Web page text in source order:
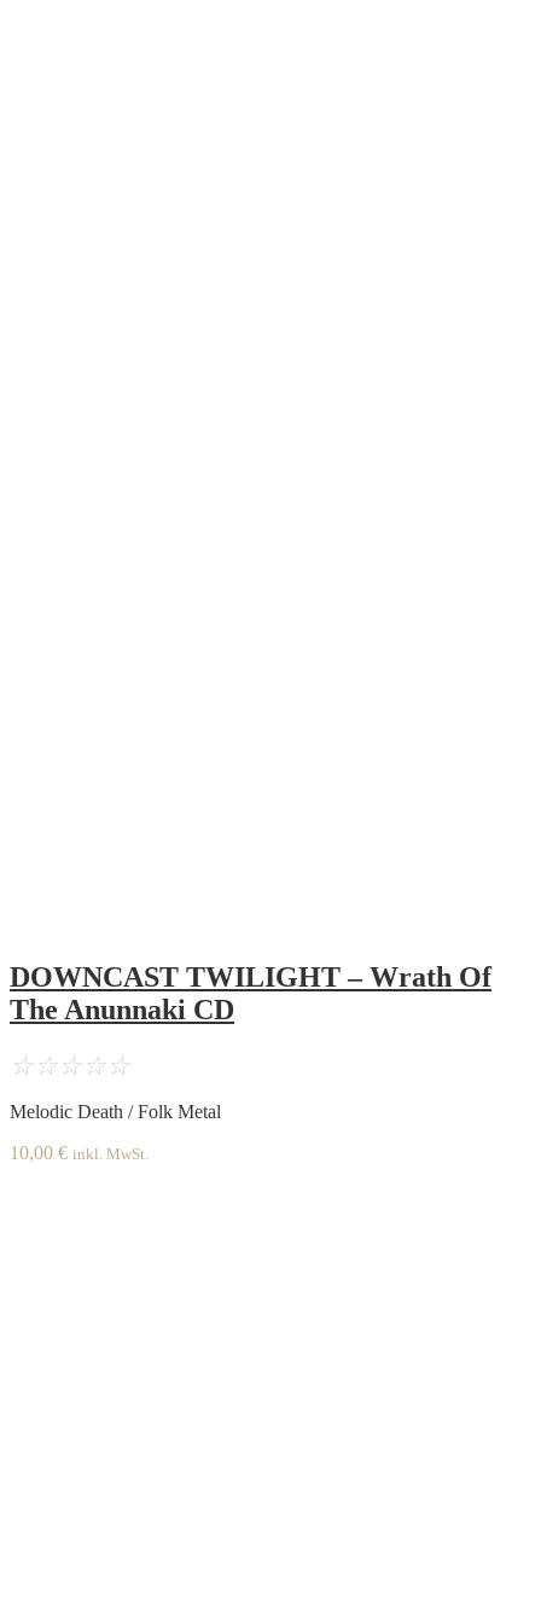
DOWNCAST TWILIGHT – Wrath Of
The Anunnaki CD
☆☆☆☆☆
Melodic Death / Folk Metal
10,00 € inkl. MwSt.